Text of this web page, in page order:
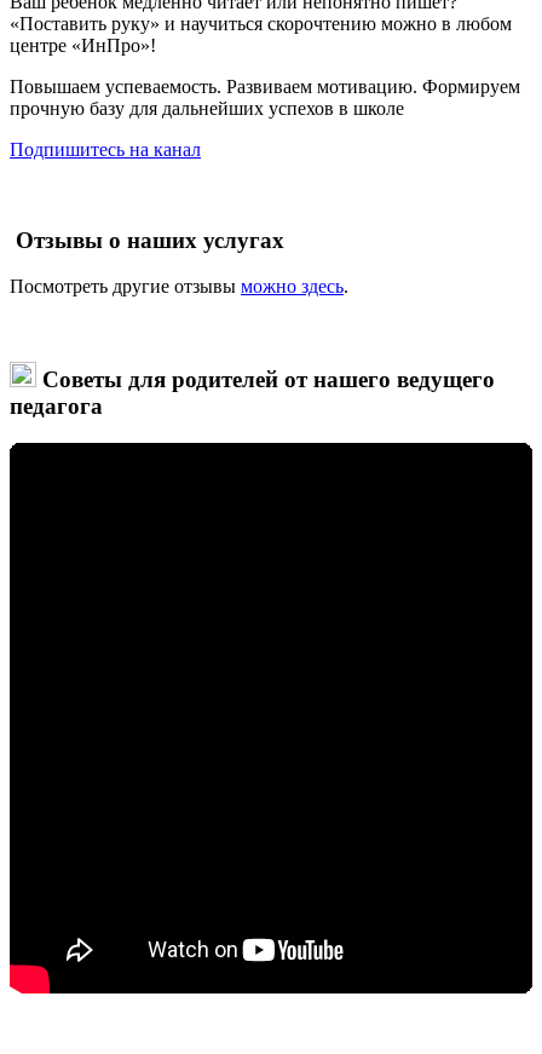
«Поставить руку» и научиться скорочтению можно в любом
центре «ИнПро»!
Повышаем успеваемость. Развиваем мотивацию. Формируем
прочную базу для дальнейших успехов в школе
Подпишитесь на канал
Отзывы о наших услугах
Посмотреть другие отзывы можно здесь.
Советы для родителей от нашего ведущего
педагога